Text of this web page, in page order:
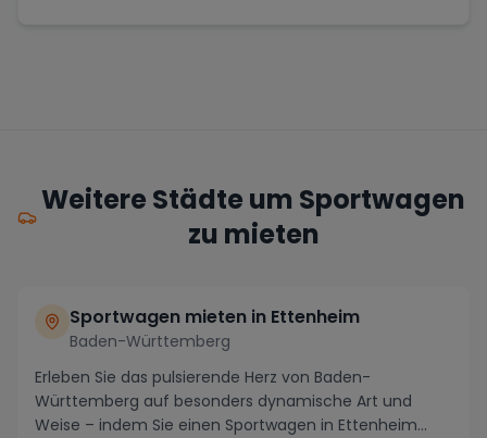
Weitere Städte um Sportwagen
zu mieten
Sportwagen mieten in Ettenheim
Baden-Württemberg
Erleben Sie das pulsierende Herz von Baden-
Württemberg auf besonders dynamische Art und
Weise – indem Sie einen Sportwagen in Ettenheim